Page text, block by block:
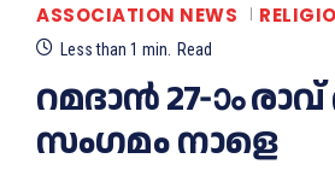
ASSOCIATION NEWS
Less than 1 min. Read
റമദാന്‍ 27-ാം
സംഗമം നാളെ